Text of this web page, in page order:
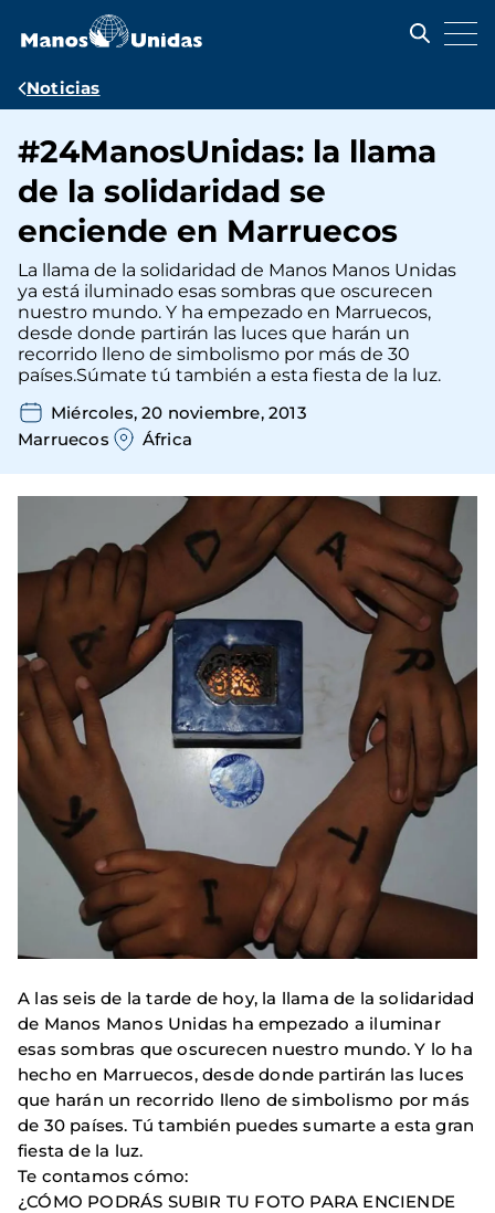
contenido
Ruta
navegación
Noticias
#24ManosUnidas: la llama
de la solidaridad se
enciende en Marruecos
La llama de la solidaridad de Manos Manos Unidas
ya está iluminado esas sombras que oscurecen
nuestro mundo. Y ha empezado en Marruecos,
desde donde partirán las luces que harán un
recorrido lleno de simbolismo por más de 30
países.Súmate tú también a esta fiesta de la luz.
Miércoles, 20 noviembre, 2013
Marruecos
África
A las seis de la tarde de hoy, la llama de la solidaridad
de Manos Manos Unidas ha empezado a iluminar
esas sombras que oscurecen nuestro mundo. Y lo ha
hecho en Marruecos, desde donde partirán las luces
que harán un recorrido lleno de simbolismo por más
de 30 países. Tú también puedes sumarte a esta gran
fiesta de la luz.
Te contamos cómo:
¿CÓMO PODRÁS SUBIR TU FOTO PARA ENCIENDE